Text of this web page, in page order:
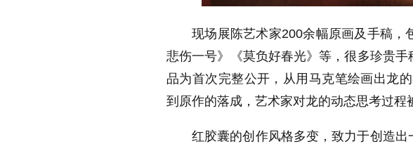
现场展陈艺术家200余幅原画及手稿，
悲伤一号》《莫负好春光》等，很多珍贵
品为首次完整公开，从用马克笔绘画出龙
到原作的落成，艺术家对龙的动态思考过程
红胶囊的创作风格多变，致力于创造出